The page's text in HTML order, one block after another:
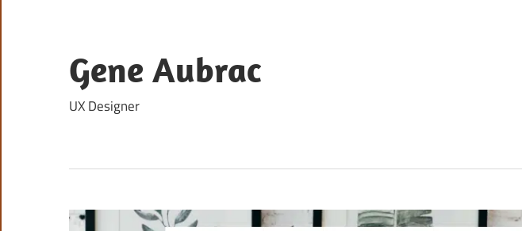
content
Gene Aubrac
UX Designer